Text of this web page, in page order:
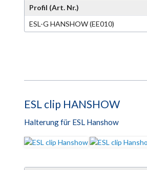
Profil (Art. Nr.)
ESL-G HANSHOW (EE010)
ESL clip HANSHOW
Halterung für ESL Hanshow